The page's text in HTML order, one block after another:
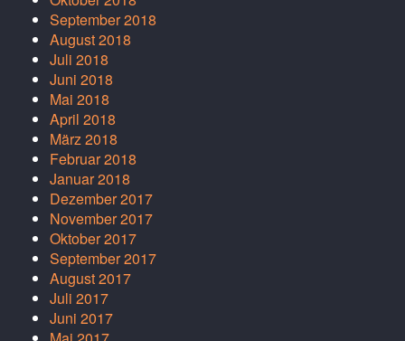
September 2018
August 2018
Juli 2018
Juni 2018
Mai 2018
April 2018
März 2018
Februar 2018
Januar 2018
Dezember 2017
November 2017
Oktober 2017
September 2017
August 2017
Juli 2017
Juni 2017